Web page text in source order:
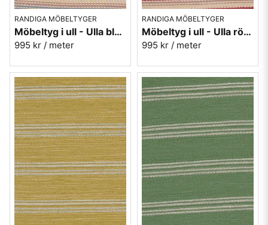
RANDIGA MÖBELTYGER
Möbeltyg i ull - Ulla blå nr.50
995 kr / meter
RANDIGA MÖBELTYGER
Möbeltyg i ull - Ulla röd nr.31
995 kr / meter